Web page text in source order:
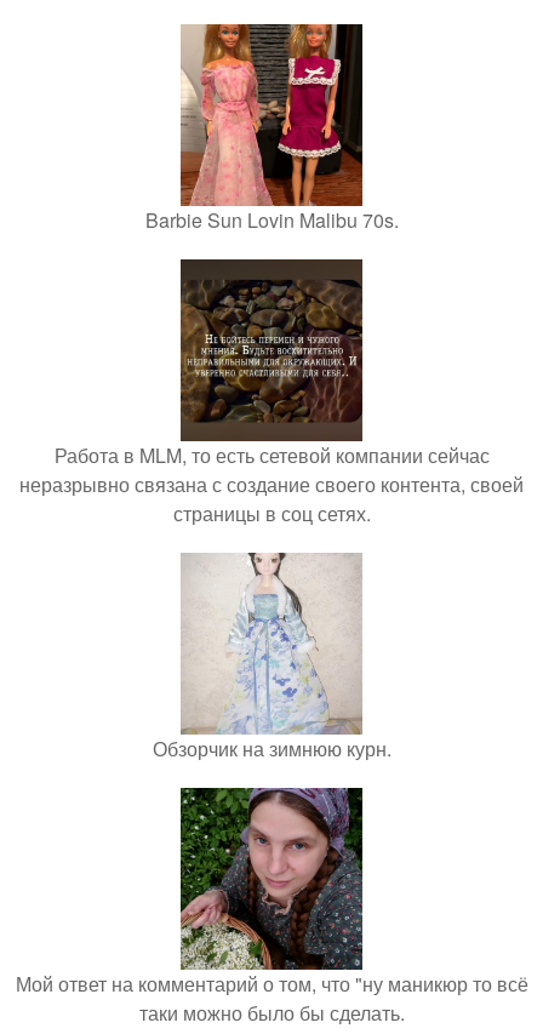
Barbie Sun Lovin Malibu 70s.
Работа в MLM, то есть сетевой компании сейчас
неразрывно связана с создание своего контента, своей
страницы в соц сетях.
Обзорчик на зимнюю курн.
Мой ответ на комментарий о том, что "ну маникюр то всё
таки можно было бы сделать.